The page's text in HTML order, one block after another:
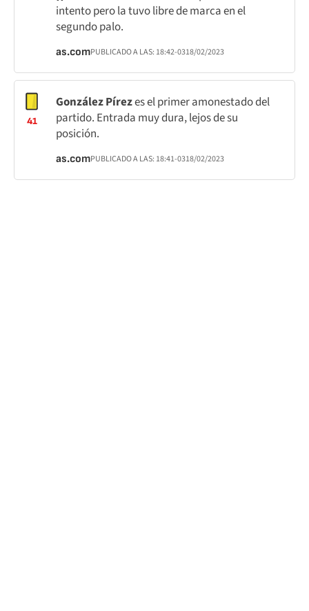
intento pero la tuvo libre de marca en el
segundo palo.
as.comPUBLICADO A LAS: 18:42-0318/02/2023
41
González Pírezes el primer amonestado del
partido. Entrada muy dura, lejos de su
posición.
as.comPUBLICADO A LAS: 18:41-0318/02/2023